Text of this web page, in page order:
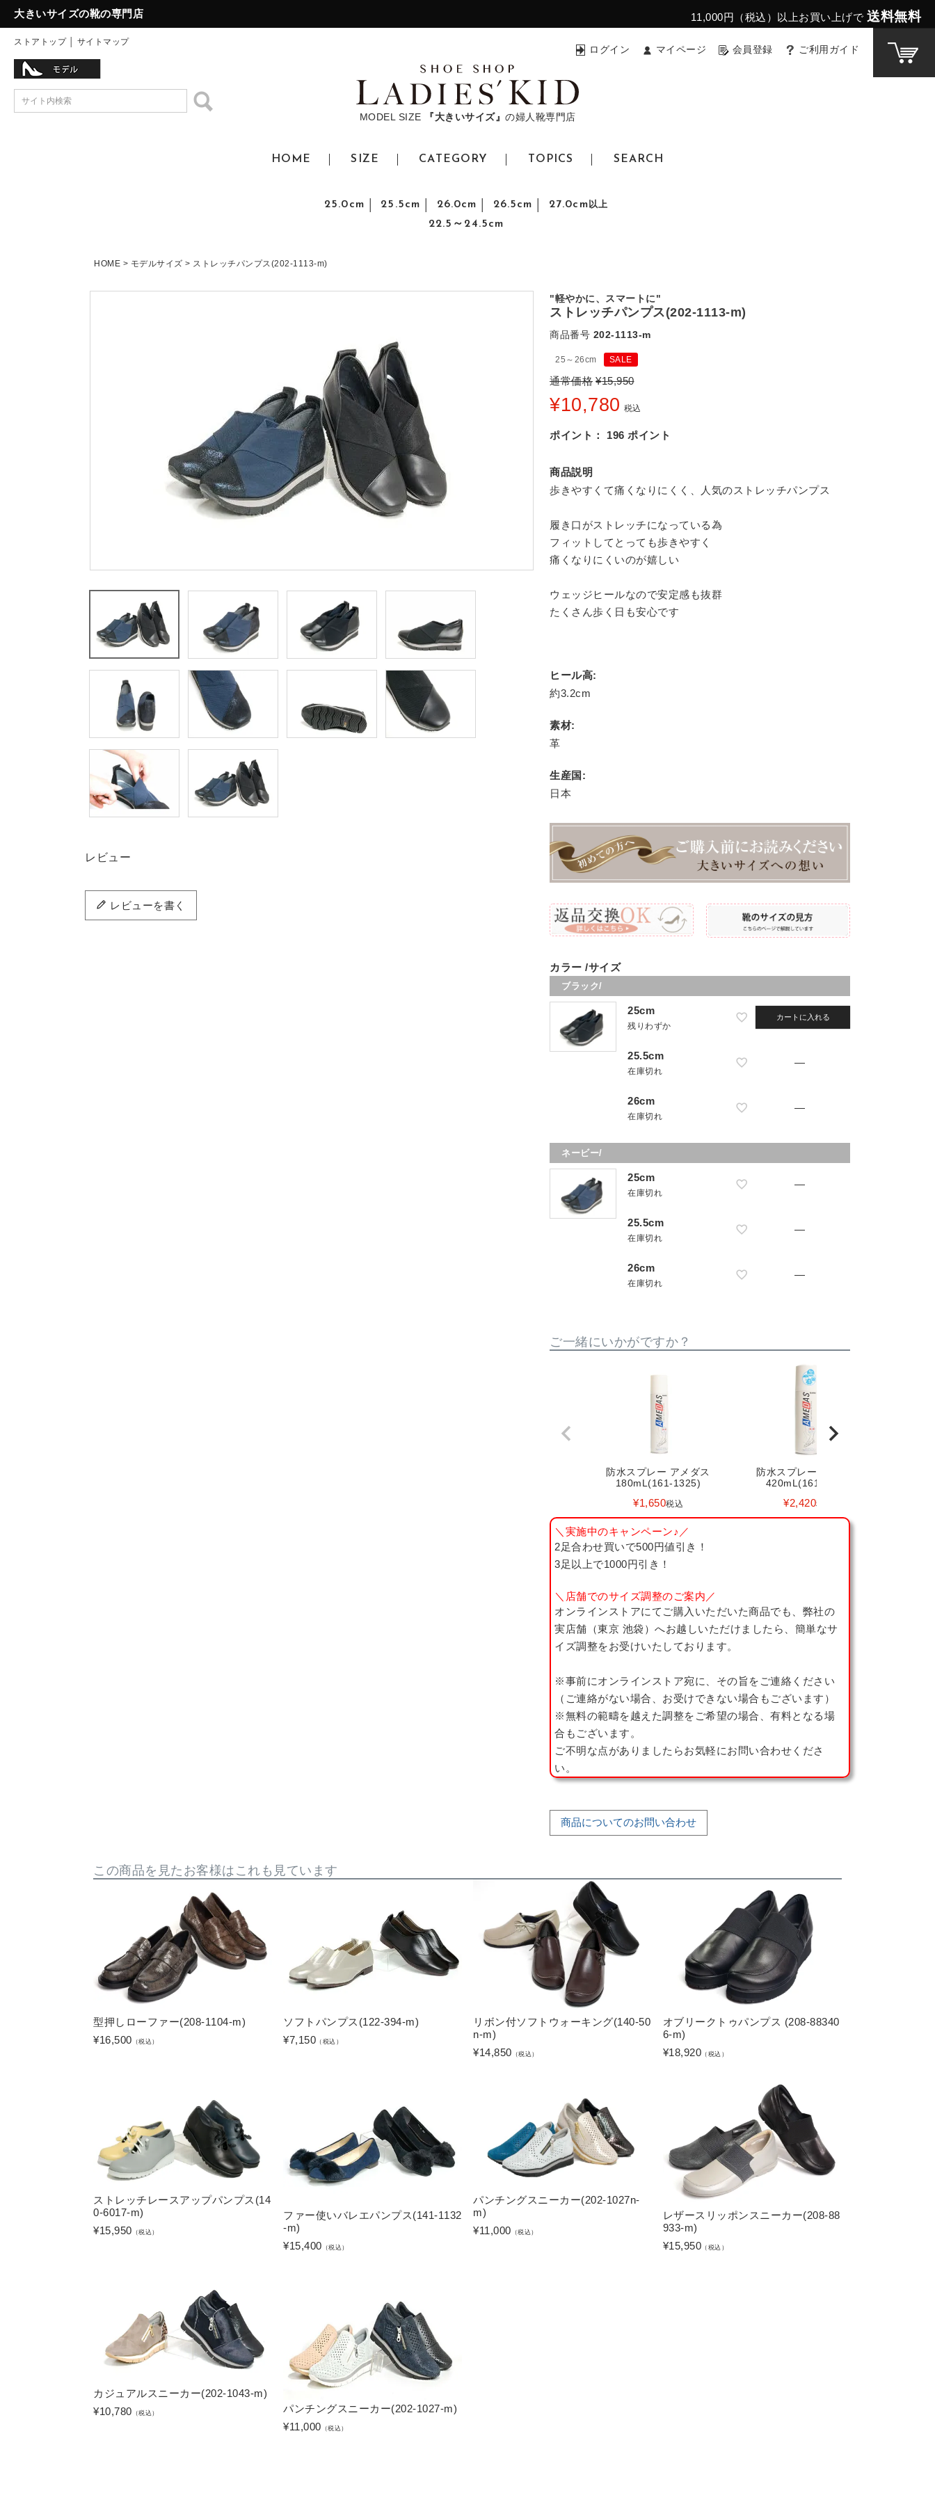
大きいサイズの靴の専門店 11,000円（税込）以上お買い上げで 送料無料
ストアトップ│ サイトマップ
MODEL SIZE 『大きいサイズ』 の婦人靴専門店
ログイン マイページ 会員登録 ご利用ガイド
HOME SIZE CATEGORY TOPICS SEARCH
25.0cm 25.5cm 26.0cm 26.5cm 27.0cm以上
22.5～24.5cm
HOME モデルサイズ ストレッチパンプス(202-1113-m)
レビュー
レビューを書く
"軽やかに、スマートに"
ストレッチパンプス(202-1113-m)
商品番号 202-1113-m
25～26cm SALE
通常価格 ¥15,950
¥10,780 税込
ポイント： 196 ポイント
商品説明
歩きやすくて痛くなりにくく、人気のストレッチパンプス
履き口がストレッチになっている為
フィットしてとっても歩きやすく
痛くなりにくいのが嬉しい
ウェッジヒールなので安定感も抜群
たくさん歩く日も安心です
ヒール高:
約3.2cm
素材:
革
生産国:
日本
カラー サイズ
ブラック/
25cm
残りわずか
カートに入れる
25.5cm
在庫切れ
—
26cm
在庫切れ
—
ネービー/
25cm
在庫切れ
—
25.5cm
在庫切れ
—
26cm
在庫切れ
—
ご一緒にいかがですか？
防水スプレー アメダス
180mL(161-1325)
¥1,650税込
防水スプレー アメダス
420mL(161-1329)
¥2,420税込
＼実施中のキャンペーン♪／
2足合わせ買いで500円値引き！
3足以上で1000円引き！
＼店舗でのサイズ調整のご案内／
オンラインストアにてご購入いただいた商品でも、弊社の
実店舗（東京 池袋）へお越しいただけましたら、簡単なサ
イズ調整をお受けいたしております。
※事前にオンラインストア宛に、その旨をご連絡ください
（ご連絡がない場合、お受けできない場合もございます）
※無料の範疇を越えた調整をご希望の場合、有料となる場
合もございます。
ご不明な点がありましたらお気軽にお問い合わせくださ
い。
商品についてのお問い合わせ
この商品を見たお客様はこれも見ています
型押しローファー(208-1104-m)
¥16,500 （税込）
ソフトパンプス(122-394-m)
¥7,150 （税込）
リボン付ソフトウォーキング(140-50
n-m)
¥14,850 （税込）
オブリークトゥパンプス (208-88340
6-m)
¥18,920 （税込）
ストレッチレースアップパンプス(14
0-6017-m)
¥15,950 （税込）
ファー使いバレエパンプス(141-1132
-m)
¥15,400 （税込）
パンチングスニーカー(202-1027n-
m)
¥11,000 （税込）
レザースリッポンスニーカー(208-88
933-m)
¥15,950 （税込）
カジュアルスニーカー(202-1043-m)
¥10,780 （税込）
パンチングスニーカー(202-1027-m)
¥11,000 （税込）